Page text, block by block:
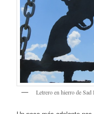
Letrero en hierro de Sad